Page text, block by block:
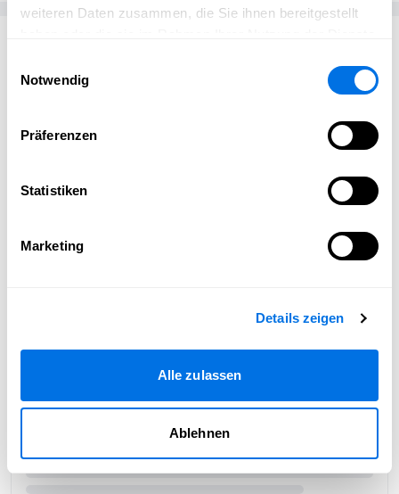
weiteren Daten zusammen, die Sie ihnen bereitgestellt
Notwendig
Präferenzen
Statistiken
Marketing
Details zeigen
Alle zulassen
Ablehnen